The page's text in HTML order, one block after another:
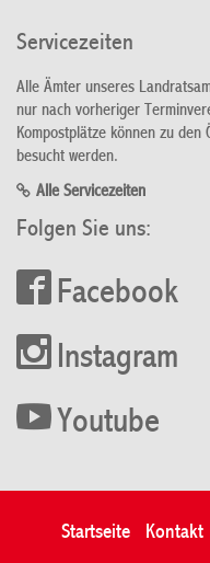
Servicezeiten
Alle Ämter unseres
nur nach vorheriger
Kompostplätze können zu
besucht werden.
Alle Servicezeiten
Folgen Sie uns:
Facebook
Instagram
Youtube
Startseite Kontakt